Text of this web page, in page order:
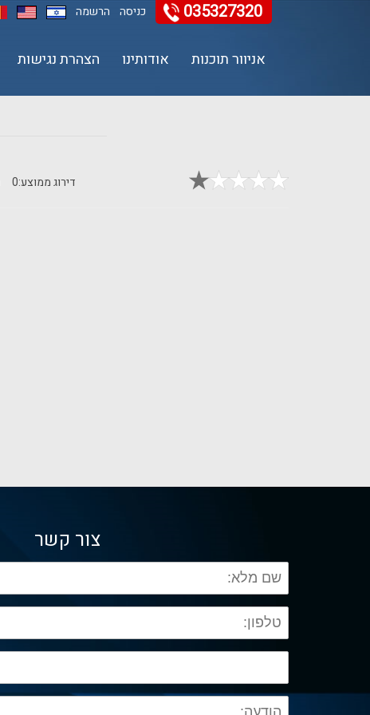
035327320 כניסה הרשמה
אניוור תוכנות אודותינו הצהרת נגישות
דירוג ממוצע:0
צור קשר